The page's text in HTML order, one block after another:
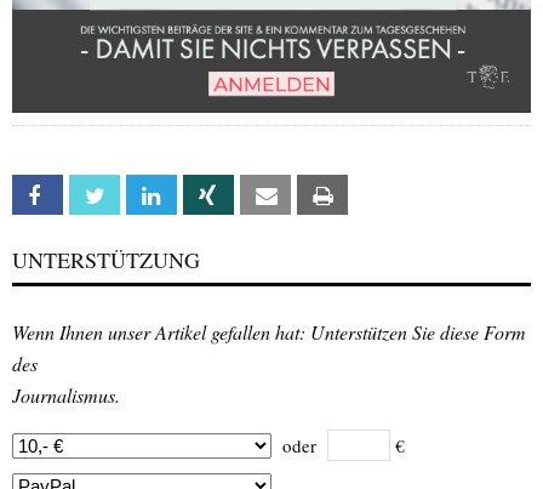
Facebook Twitter Linkedin Xing Email
UNTERSTÜTZUNG
Wenn Ihnen unser Artikel gefallen hat: Unterstützen Sie diese Form
des
Journalismus.
oder €